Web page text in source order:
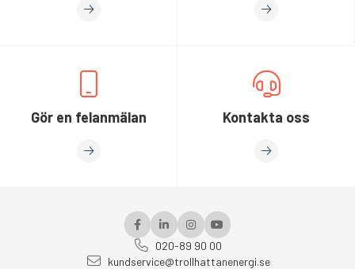
Gör en felanmälan Kontakta oss
020-89 90 00
kundservice@trollhattanenergi.se